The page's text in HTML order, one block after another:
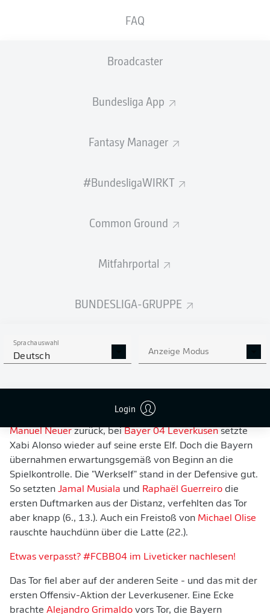
FAQ
Broadcaster
Bundesliga App
Fantasy Manager
#BundesligaWIRKT
Common Ground
Mitfahrportal
BUNDESLIGA-GRUPPE
Sprachauswahl
Deutsch Anzeige Modus
Login
Pass-Effizienz: Alphonso Davies (FCB), +3,7
unter Gegnerdruck
Schnellster Spieler des Spiels: Aphonso Davies (FCB),
Leverkusen 0,14
Pavlović (296), Jamal Musiala (254)
BAYERN GEGEN LEVERKUSEN
ANDRICH UND PAVLOVIĆ MIT TRAUMTOREN
Vincent Kompany veränderte die Startelf des
auf drei Positionen, unter anderem kehrte
Manuel Neuer zurück, bei Bayer 04 Leverkusen setzte
Xabi Alonso wieder auf seine erste Elf. Doch die Bayern
übernahmen erwartungsgemäß von Beginn an die
Spielkontrolle. Die "Werkself" stand in der Defensive gut.
So setzten Jamal Musiala und Raphaël Guerreiro die
ersten Duftmarken aus der Distanz, verfehlten das Tor
aber knapp (6., 13.). Auch ein Freistoß von Michael Olise
rauschte hauchdünn über die Latte (22.).
Etwas verpasst? #FCBB04 im Liveticker nachlesen!
Das Tor fiel aber auf der anderen Seite - und das mit der
ersten Offensiv-Aktion der Leverkusener. Eine Ecke
brachte Alejandro Grimaldo vors Tor, die Bayern